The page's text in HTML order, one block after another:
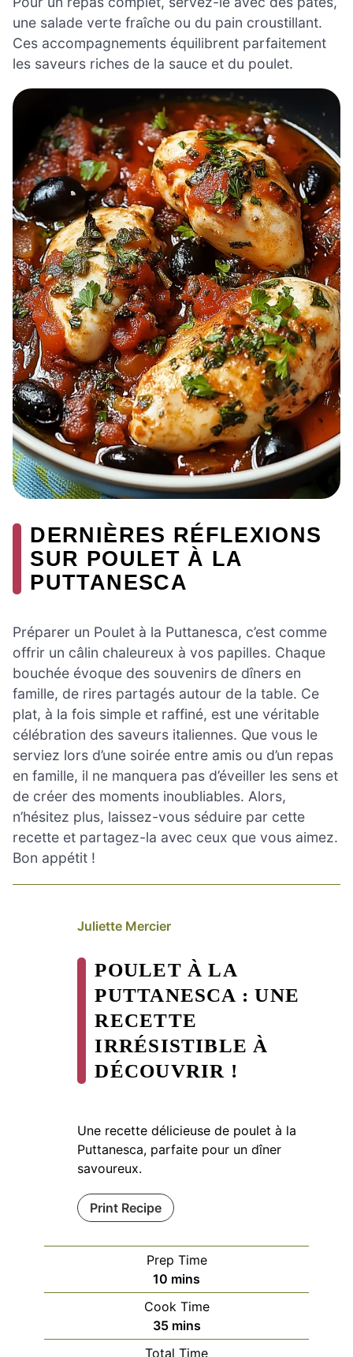
une salade verte fraîche ou du pain croustillant.
Ces accompagnements équilibrent parfaitement
les saveurs riches de la sauce et du poulet.
DERNIÈRES RÉFLEXIONS
SUR POULET À LA
PUTTANESCA
Préparer un Poulet à la Puttanesca, c’est comme
offrir un câlin chaleureux à vos papilles. Chaque
bouchée évoque des souvenirs de dîners en
famille, de rires partagés autour de la table. Ce
plat, à la fois simple et raffiné, est une véritable
célébration des saveurs italiennes. Que vous le
serviez lors d’une soirée entre amis ou d’un repas
en famille, il ne manquera pas d’éveiller les sens et
de créer des moments inoubliables. Alors,
n’hésitez plus, laissez-vous séduire par cette
recette et partagez-la avec ceux que vous aimez.
Bon appétit !
Juliette Mercier
POULET À LA
PUTTANESCA : UNE
RECETTE
IRRÉSISTIBLE À
DÉCOUVRIR !
Une recette délicieuse de poulet à la
Puttanesca, parfaite pour un dîner
savoureux.
Print Recipe
Prep Time
10 minutes
mins
Cook Time
35minutes
mins
Total Time